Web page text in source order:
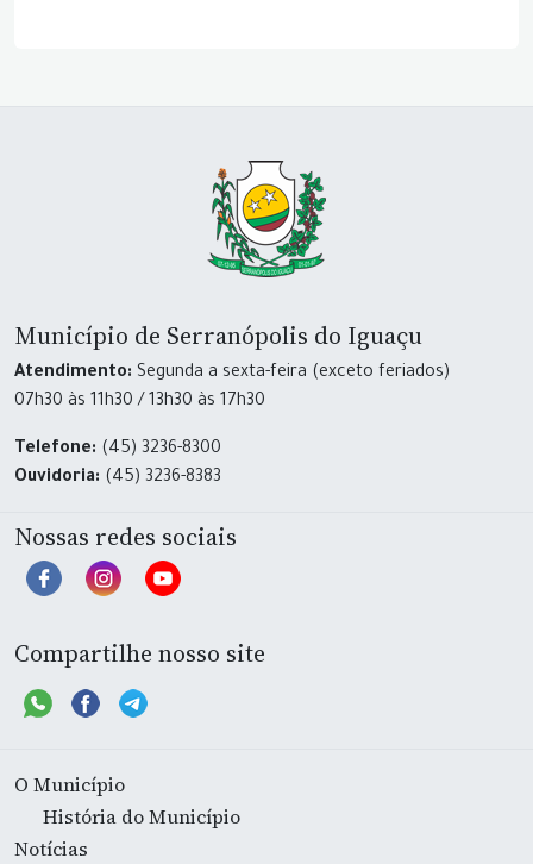
Município de Serranópolis do Iguaçu
Atendimento: Segunda a sexta-feira (exceto feriados)
07h30 às 11h30 / 13h30 às 17h30
Telefone: (45) 3236-8300
Ouvidoria: (45) 3236-8383
Nossas redes sociais
Compartilhe nosso site
O Município
História do Município
Notícias